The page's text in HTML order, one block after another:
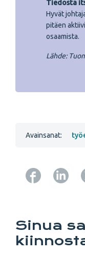
Tiedosta
Hyvät
pitäen
osaamista.
Lähde:
Avainsanat:
Sinua